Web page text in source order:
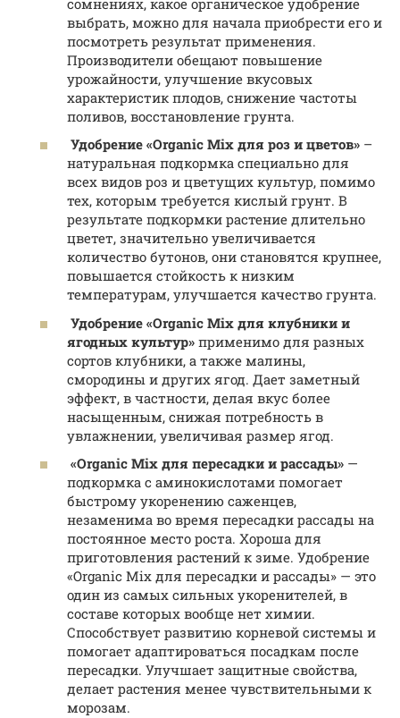
выбрать, можно для начала приобрести его и
посмотреть результат применения.
Производители обещают повышение
урожайности, улучшение вкусовых
характеристик плодов, снижение частоты
поливов, восстановление грунта.
Удобрение «Organic Mix для роз и цветов» –
натуральная подкормка специально для
всех видов роз и цветущих культур, помимо
тех, которым требуется кислый грунт. В
результате подкормки растение длительно
цветет, значительно увеличивается
количество бутонов, они становятся крупнее,
повышается стойкость к низким
температурам, улучшается качество грунта.
Удобрение «Organic Mix для клубники и
ягодных культур» применимо для разных
сортов клубники, а также малины,
смородины и других ягод. Дает заметный
эффект, в частности, делая вкус более
насыщенным, снижая потребность в
увлажнении, увеличивая размер ягод.
«Organic Mix для пересадки и рассады» —
подкормка с аминокислотами помогает
быстрому укоренению саженцев,
незаменима во время пересадки рассады на
постоянное место роста. Хороша для
приготовления растений к зиме. Удобрение
«Organic Mix для пересадки и рассады» — это
один из самых сильных укоренителей, в
составе которых вообще нет химии.
Способствует развитию корневой системы и
помогает адаптироваться посадкам после
пересадки. Улучшает защитные свойства,
делает растения менее чувствительными к
морозам.